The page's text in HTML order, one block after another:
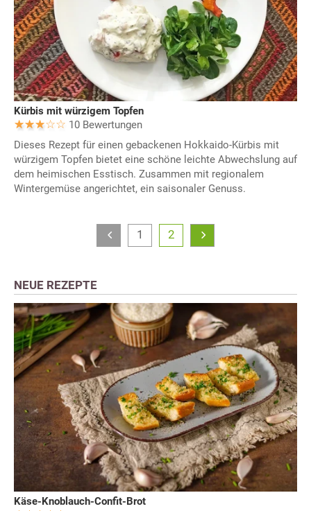
Kürbis mit würzigem Topfen
10 Bewertungen
Dieses Rezept für einen gebackenen Hokkaido-Kürbis mit
würzigem Topfen bietet eine schöne leichte Abwechslung auf
dem heimischen Esstisch. Zusammen mit regionalem
Wintergemüse angerichtet, ein saisonaler Genuss.
1 2
NEUE REZEPTE
Käse-Knoblauch-Confit-Brot